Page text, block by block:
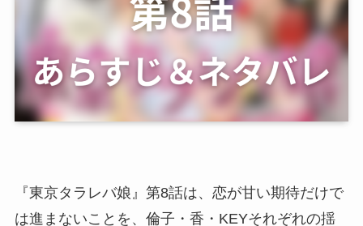
『東京タラレバ娘』第8話は、恋が甘い期待だけで
は進まないことを、倫子・香・KEYそれぞれの揺